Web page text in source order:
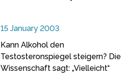
15 January 2003
Kann Alkohol den
Testosteronspiegel steigern? Die
Wissenschaft sagt: „Vielleicht“